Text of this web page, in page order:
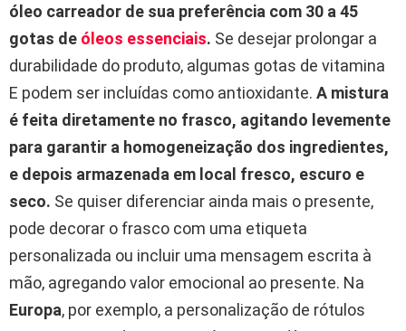
óleo carreador de sua preferência com 30 a 45
gotas de óleos essenciais. Se desejar prolongar a
durabilidade do produto, algumas gotas de vitamina
E podem ser incluídas como antioxidante. A mistura
é feita diretamente no frasco, agitando levemente
para garantir a homogeneização dos ingredientes,
e depois armazenada em local fresco, escuro e
seco. Se quiser diferenciar ainda mais o presente,
pode decorar o frasco com uma etiqueta
personalizada ou incluir uma mensagem escrita à
mão, agregando valor emocional ao presente. Na
Europa, por exemplo, a personalização de rótulos